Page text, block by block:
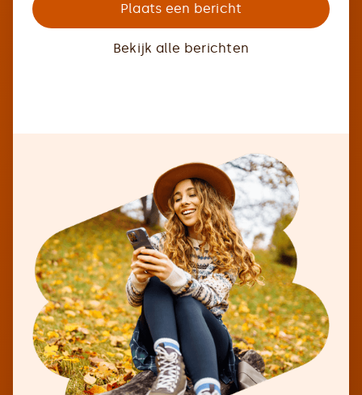
Plaats een bericht
Bekijk alle berichten